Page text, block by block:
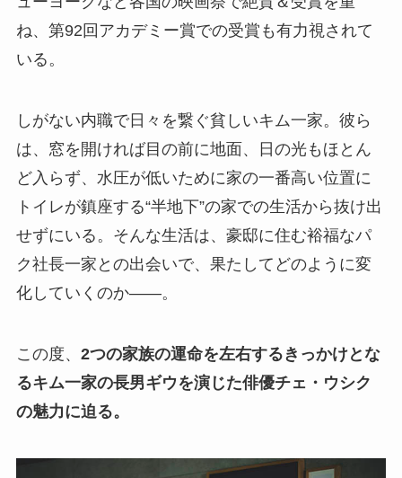
ね、第92回アカデミー賞での受賞も有力視されて
いる。
しがない内職で日々を繋ぐ貧しいキム一家。彼ら
は、窓を開ければ目の前に地面、日の光もほとん
ど入らず、水圧が低いために家の一番高い位置に
トイレが鎮座する“半地下”の家での生活から抜け出
せずにいる。そんな生活は、豪邸に住む裕福なパ
ク社長一家との出会いで、果たしてどのように変
化していくのか——。
この度、 2つの家族の運命を左右するきっかけとな
るキム一家の長男ギウを演じた俳優チェ・ウシク
の魅力に迫る。